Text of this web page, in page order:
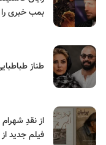
بمب خبری
طناز
از نقدِ
فیلم جدید